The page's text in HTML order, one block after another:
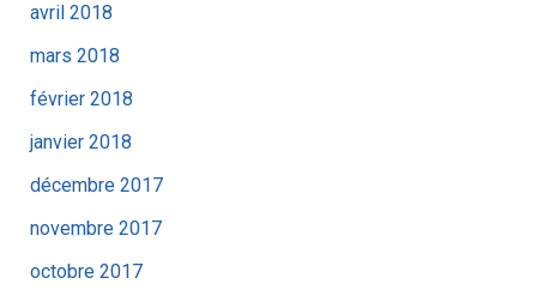
avril 2018
mars 2018
février 2018
janvier 2018
décembre 2017
novembre 2017
octobre 2017